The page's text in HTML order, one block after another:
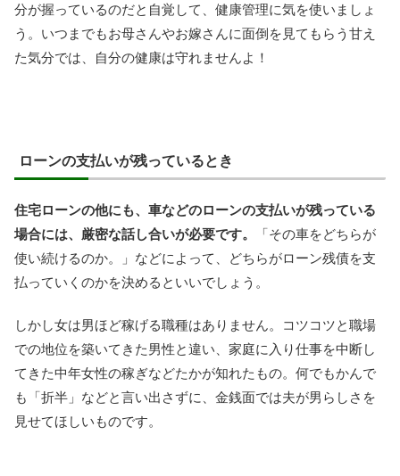
分が握っているのだと自覚して、健康管理に気を使いましょ
う。いつまでもお母さんやお嫁さんに面倒を見てもらう甘え
た気分では、自分の健康は守れませんよ！
ローンの支払いが残っているとき
住宅ローンの他にも、車などのローンの支払いが残っている
場合には、厳密な話し合いが必要です。
「その車をどちらが
使い続けるのか。」などによって、どちらがローン残債を支
払っていくのかを決めるといいでしょう。
しかし女は男ほど稼げる職種はありません。コツコツと職場
での地位を築いてきた男性と違い、家庭に入り仕事を中断し
てきた中年女性の稼ぎなどたかが知れたもの。何でもかんで
も「折半」などと言い出さずに、金銭面では夫が男らしさを
見せてほしいものです。